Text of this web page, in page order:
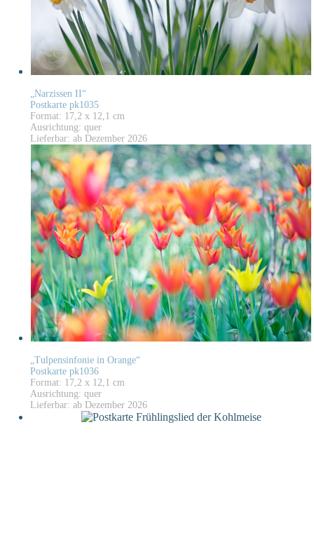
„Narzissen II“
Postkarte pk1035
Format: 17,2 x 12,1 cm
Ausrichtung: quer
Lieferbar: ab Dezember 2026
„Tulpensinfonie in Orange“
Postkarte pk1036
Format: 17,2 x 12,1 cm
Ausrichtung: quer
Lieferbar: ab Dezember 2026